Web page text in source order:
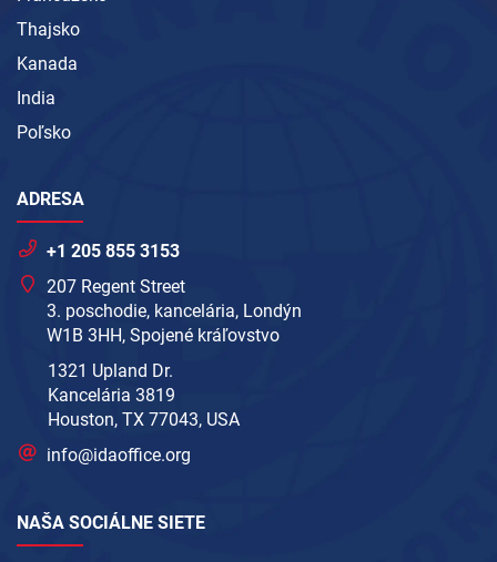
Thajsko
Kanada
India
Poľsko
ADRESA
+1 205 855 3153
207 Regent Street
3. poschodie, kancelária, Londýn
W1B 3HH, Spojené kráľovstvo
1321 Upland Dr.
Kancelária 3819
Houston, TX 77043, USA
info@idaoffice.org
NAŠA SOCIÁLNE SIETE